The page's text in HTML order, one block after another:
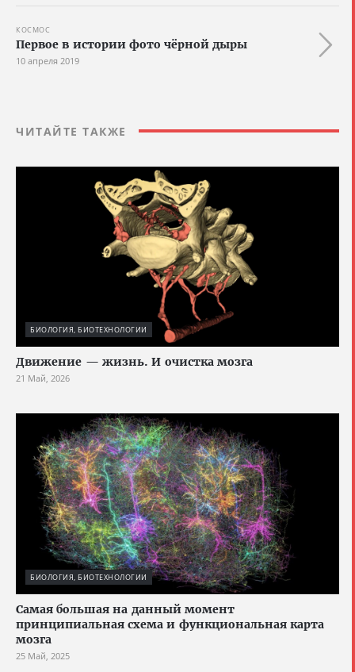
КОСМОС
Первое в истории фото чёрной дыры
10 апреля 2019
ЧИТАЙТЕ ТАКЖЕ
БИОЛОГИЯ, БИОТЕХНОЛОГИИ
Движение — жизнь. И очистка мозга
21 Май, 2026
БИОЛОГИЯ, БИОТЕХНОЛОГИИ
Cамая большая на данный момент
принципиальная схема и функциональная карта
мозга
25 Май, 2025